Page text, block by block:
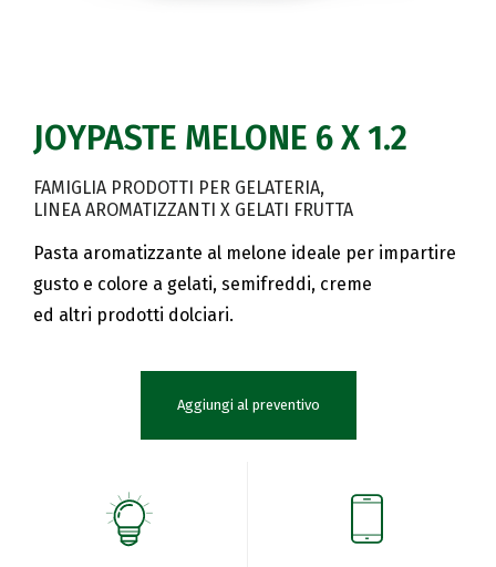
JOYPASTE MELONE 6 X 1.2
FAMIGLIA PRODOTTI PER GELATERIA
LINEA AROMATIZZANTI X GELATI FRUTTA
Pasta aromatizzante al melone ideale per impartire
gusto e colore a gelati, semifreddi, creme
ed altri prodotti dolciari.
Aggiungi al preventivo